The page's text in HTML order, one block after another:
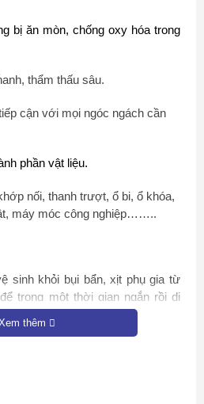
bị ăn mòn, chống oxy hóa trong
thẩm thấu sâu.
cận với mọi ngóc ngách cần
phần vật liệu.
nối, thanh trượt, ổ bi, ổ khóa,
máy móc công nghiệp……..
sinh khỏi bụi bẩn, xịt phụ gia từ
trong một thời gian ngắn rồi di
thêm